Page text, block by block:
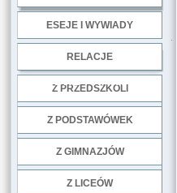
ESEJE I WYWIADY
RELACJE
Z PRZEDSZKOLI
Z PODSTAWÓWEK
Z GIMNAZJÓW
Z LICEÓW